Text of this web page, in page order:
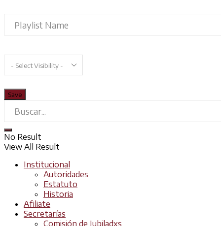
No Result
View All Result
Institucional
Autoridades
Estatuto
Historia
Afiliate
Secretarías
Comisión de Jubiladxs